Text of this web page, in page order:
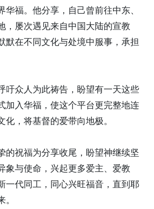
华福。他分享，自己曾前往中东、
，屡次遇见来自中国大陆的宣教
默在不同文化与处境中服事，承担
吁众人为此祷告，盼望有一天这些
加入华福，使这个平台更完整地连
化，将基督的爱带向地极。
的祝福为分享收尾，盼望神继续坚
象与使命，兴起更多爱主、爱教
一代同工，同心兴旺福音，直到耶